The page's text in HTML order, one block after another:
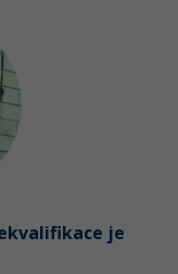
je